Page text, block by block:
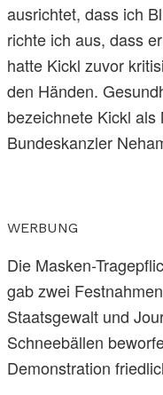
ausrichtet, dass ich
richte ich aus, dass
hatte Kickl zuvor
den Händen.
bezeichnete Kickl
Bundeskanzler
WERBUNG
Die Masken-
gab zwei
Staatsgewalt und
Schneebällen
Demonstration